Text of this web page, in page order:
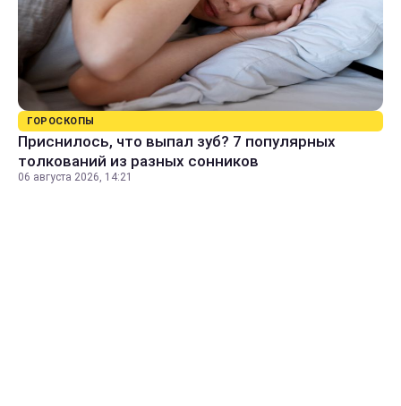
ГОРОСКОПЫ
Приснилось, что выпал зуб? 7 популярных
толкований из разных сонников
06 августа 2026, 14:21